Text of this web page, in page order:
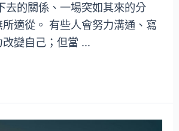
去的關係、一場突如其來的分
適從。 有些人會努力溝通、寫
改變自己；但當 …